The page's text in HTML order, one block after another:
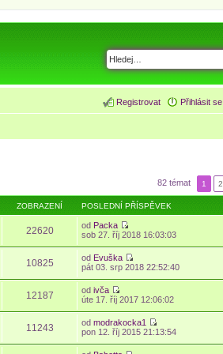
Přihlásit se
Registrovat
82 témat 1 2
ZOBRAZENÍ POSLEDNÍ PŘÍSPĚVEK
22620 od Packa
Z
b
r
a
z
t
o
s
l
e
sob 27. říj 2018 16:03:03
10825 od Evuška
Z
a
z
i
t
pát 03. srp 2018 22:52:40
12187 od ivča
Z
r
a
z
úte 17. říj 2017 12:06:02
11243 od modrakocka1
Z
pon 12. říj 2015 21:13:54